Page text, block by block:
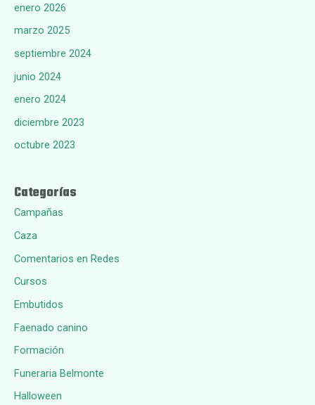
enero 2026
marzo 2025
septiembre 2024
junio 2024
enero 2024
diciembre 2023
octubre 2023
Categorías
Campañas
Caza
Comentarios en Redes
Cursos
Embutidos
Faenado canino
Formación
Funeraria Belmonte
Halloween